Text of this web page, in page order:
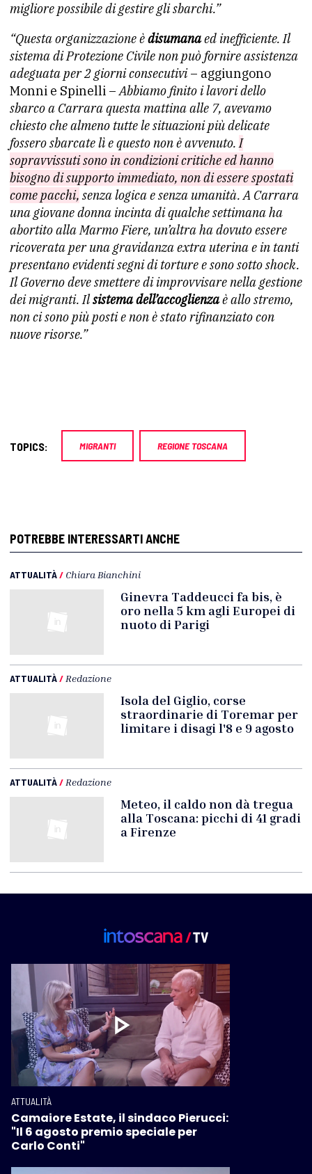
migliore possibile di gestire gli sbarchi.”
“Questa organizzazione èdisumanaed inefficiente. Il
sistema di Protezione Civile non può fornire assistenza
adeguata per 2 giorni consecutivi– aggiungono
Monni e Spinelli –Abbiamo finito i lavori dello
sbarco a Carrara questa mattina alle 7, avevamo
chiesto che almeno tutte le situazioni più delicate
fossero sbarcate lì e questo non è avvenuto.I
sopravvissuti sono in condizioni critiche ed hanno
bisogno di supporto immediato, non di essere spostati
come pacchi, senza logica e senza umanità. A Carrara
una giovane donna incinta di qualche settimana ha
abortito alla Marmo Fiere, un’altra ha dovuto essere
ricoverata per una gravidanza extra uterina e in tanti
presentano evidenti segni di torture e sono sotto shock.
Il Governo deve smettere di improvvisare nella gestione
dei migranti. Ilsistema dell’accoglienzaè allo stremo,
non ci sono più posti e non è stato rifinanziato con
nuove risorse.”
TOPICS: MIGRANTI REGIONE TOSCANA
POTREBBE INTERESSARTI ANCHE
ATTUALITÀ/ Chiara Bianchini
Ginevra Taddeucci fa bis, è
oro nella 5 km agli Europei di
nuoto di Parigi
ATTUALITÀ/ Redazione
Isola del Giglio, corse
straordinarie di Toremar per
limitare i disagi l'8 e 9 agosto
ATTUALITÀ/ Redazione
Meteo, il caldo non dà tregua
alla Toscana: picchi di 41 gradi
a Firenze
ATTUALITÀ
Camaiore Estate, il sindaco Pierucci:
"Il 6 agosto premio speciale per
Carlo Conti"